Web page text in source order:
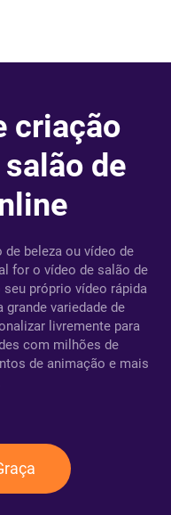
criação
de
beleza ou vídeo de
for o vídeo de salão de
seu próprio vídeo rápida
variedade de
livremente para
com milhões de
de animação e mais